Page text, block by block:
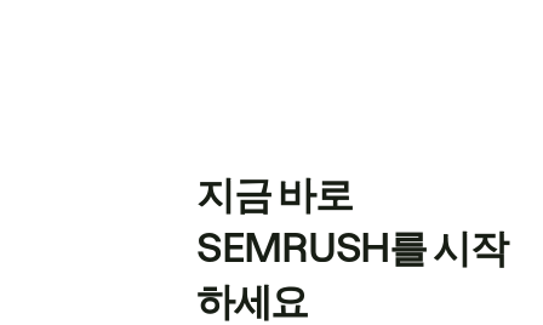
지금 바로
SEMRUSH를 시작
하세요